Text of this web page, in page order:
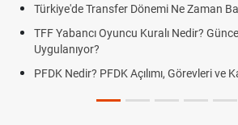
Türkiye'de Transfer Dönemi Ne Zaman
TFF Yabancı Oyuncu Kuralı Nedir?
Uygulanıyor?
PFDK Nedir? PFDK Açılımı, Görevleri ve